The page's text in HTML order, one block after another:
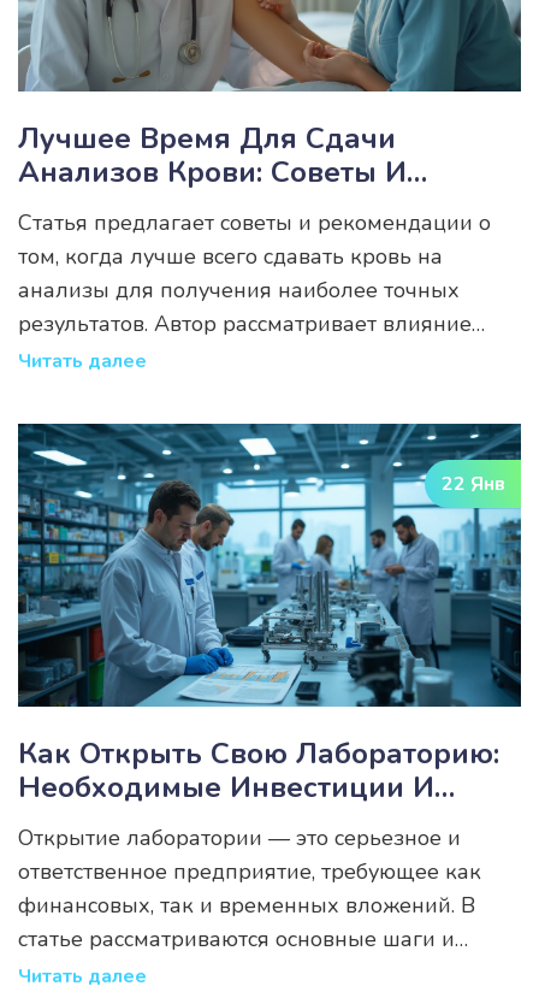
Лучшее Время Для Сдачи
Анализов Крови: Советы И
Рекомендации
Статья предлагает советы и рекомендации о
том, когда лучше всего сдавать кровь на
анализы для получения наиболее точных
результатов. Автор рассматривает влияние
времени суток на биохимические показатели,
интересными фактами о физиологических
изменениях в организме в течение дня. Найти
ответ на вопрос, как правильно подготовиться
к сдаче крови, поможет обеспечить ваше
здоровье и качество жизни. Полезные советы
помогут избежать распространенных ошибок и
сделать процесс анализа максимально
эффективным.
Читать далее
22 Янв
Как Открыть Свою Лабораторию:
Необходимые Инвестиции И
Советы
Открытие лаборатории — это серьезное и
ответственное предприятие, требующее как
финансовых, так и временных вложений. В
статье рассматриваются основные шаги и
затраты, необходимые для запуска этого
Читать далее